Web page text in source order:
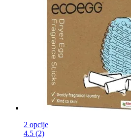
2 opcije
4.5 (2)